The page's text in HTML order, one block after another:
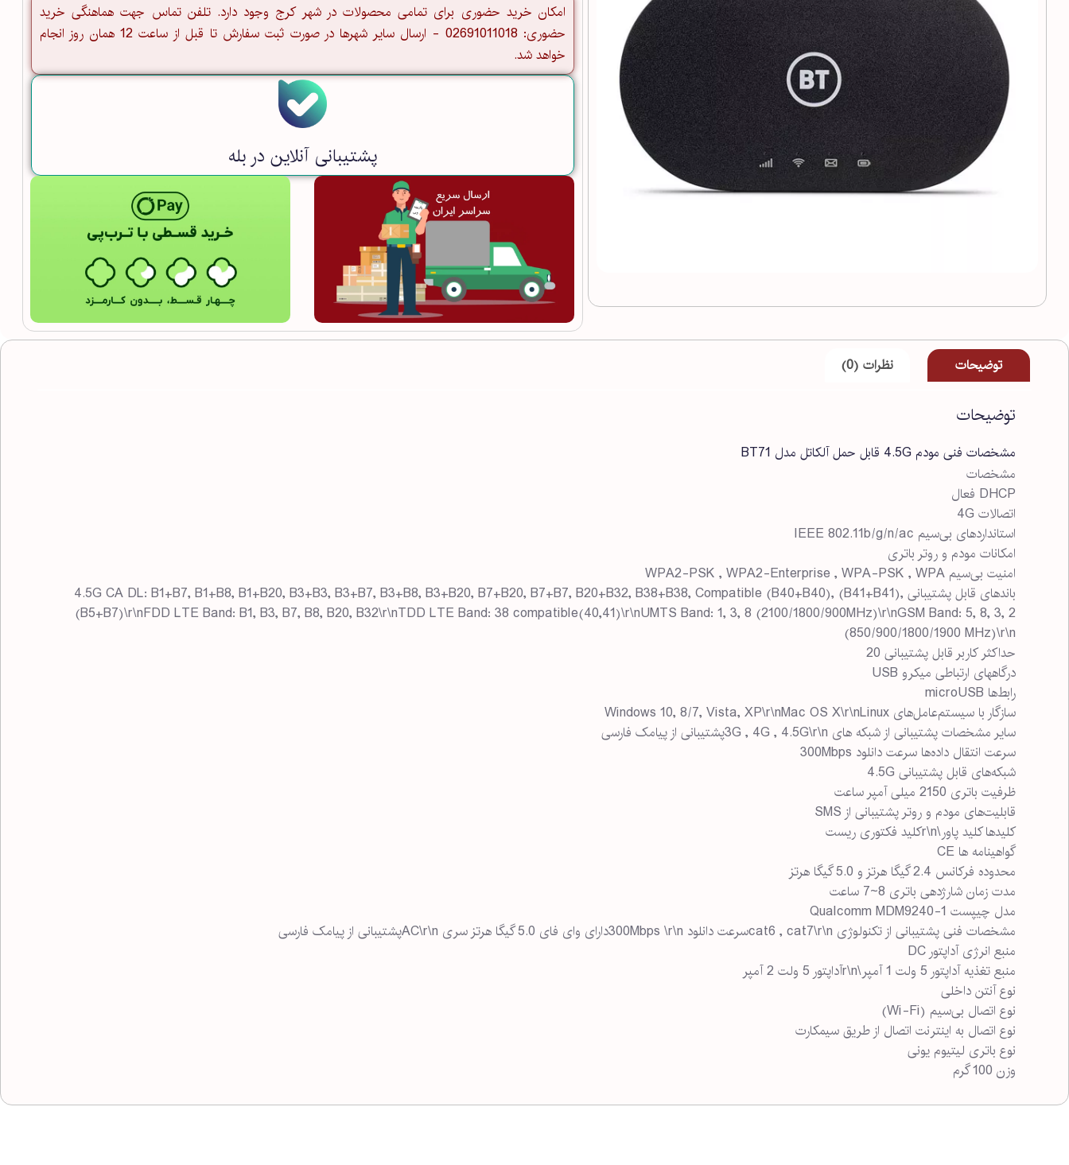
امکان خرید حضوری برای تمامی محصولات در شهر کرج وجود دارد. تلفن تماس جهت هماهنگی خرید
حضوری: 02691011018 - ارسال سایر شهرها در صورت ثبت سفارش تا قبل از ساعت 12 همان روز انجام
خواهد شد.
پشتیبانی آنلاین در بله
توضیحات نظرات (0)
توضیحات
مشخصات فنی مودم 4.5G قابل حمل آلکاتل مدل BT71
مشخصات
DHCP فعال
اتصالات 4G
استانداردهای بی‌سیم IEEE 802.11b/g/n/ac
امکانات‌ مودم و روتر باتری
امنیت بی‌سیم WPA2-PSK , WPA2-Enterprise , WPA-PSK , WPA
باندهای قابل پشتیبانی 4.5G CA DL: B1+B7, B1+B8, B1+B20, B3+B3, B3+B7, B3+B8, B3+B20, B7+B20, B7+B7, B20+B32, B38+B38, Compatible (B40+B40), (B41+B41),
(B5+B7)\r\nFDD LTE Band: B1, B3, B7, B8, B20, B32\r\nTDD LTE Band: 38 compatible(40,41)\r\nUMTS Band: 1, 3, 8 (2100/1800/900MHz)\r\nGSM Band: 5, 8, 3, 2
(850/900/1800/1900 MHz)\r\n
حداکثر کاربر قابل پشتیبانی 20
درگاههای ارتباطی میکرو USB
رابط‌ها microUSB
سازگار با سیستم‌عامل‌های Windows 10, 8/7, Vista, XP\r\nMac OS X\r\nLinux
سایر مشخصات پشتیبانی از شبکه های 3G , 4G , 4.5G\r\nپشتیبانی از پیامک فارسی
سرعت انتقال داده‌ها سرعت دانلود 300Mbps
شبکه‌های قابل پشتیبانی 4.5G
ظرفیت باتری 2150 میلی آمپر ساعت
قابلیت‌های مودم و روتر پشتیبانی از SMS
کلیدها کلید پاور\r\nکلید فکتوری ریست
گواهینامه ها CE
محدوده فرکانس 2.4 گیگا هرتز و 5.0 گیگا هرتز
مدت زمان شارژدهی باتری 8~7 ساعت
مدل چیپست Qualcomm MDM9240-1
مشخصات فنی پشتیبانی از تکنولوژی cat6 , cat7\r\nسرعت دانلود 300Mbps \r\nدارای وای فای 5.0 گیگا هرتز سری AC\r\nپشتیبانی از پیامک فارسی
منبع انرژی آداپتور DC
منبع تغذیه آداپتور 5 ولت 1 آمپر\r\nآداپتور 5 ولت 2 آمپر
نوع آنتن داخلی
نوع اتصال بی‌سیم (Wi-Fi)
نوع اتصال به اینترنت اتصال از طریق سیمکارت
نوع باتری لیتیوم یونی
وزن 100 گرم